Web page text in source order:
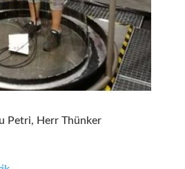
Petri, Herr Thünker